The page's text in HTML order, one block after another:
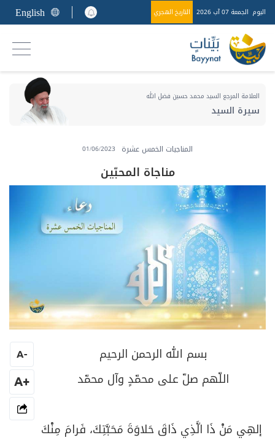
اليوم الجمعة 07 آب 2026 التاريخ الهجري English
العلامة المرجع السيد محمد حسين فضل الله
سيرة السيد
المناجيات الخمس عشرة 01/06/2023
مناجاة المحبّين
بسم الله الرحمن الرحيم
اللّهم صلّ على محمّدٍ وآل محمّد
إلهِي مَنْ ذَا الَّذِي ذَاقَ حَلاوَةَ مَحَبَّتِكَ، فَرامَ مِنْكَ
-
A
+A